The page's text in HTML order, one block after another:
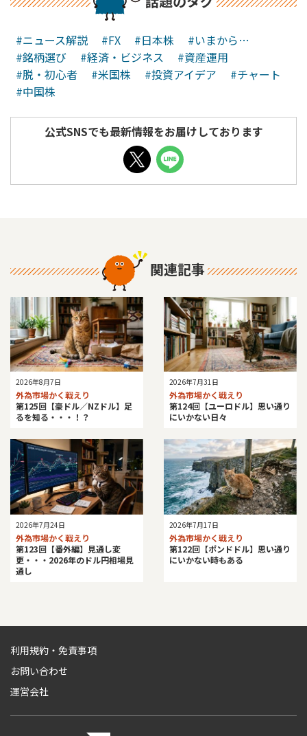
#ニュース解説 #FX #日本株
#いまから…
#銘柄選び
#経済・ビジネス
#資産運用
#脱・初心者
#米国株 #投資アイデア
#チャート
#中国株
公式SNSでも最新情報をお届けしております
関連記事
2026年8月7日
外為市場かく戦えり
第125回【豪ドル／NZドル】足
るを知る・・・！？
2026年7月31日
外為市場かく戦えり
第124回【ユーロドル】思い通り
にいかない日々
2026年7月24日
外為市場かく戦えり
第123回【番外編】見通し変
更・・・2026年のドル円相場見
通し
2026年7月17日
外為市場かく戦えり
第122回【ポンドドル】思い通り
にいかない時もある
利用規約・免責事項
お問い合わせ
運営会社